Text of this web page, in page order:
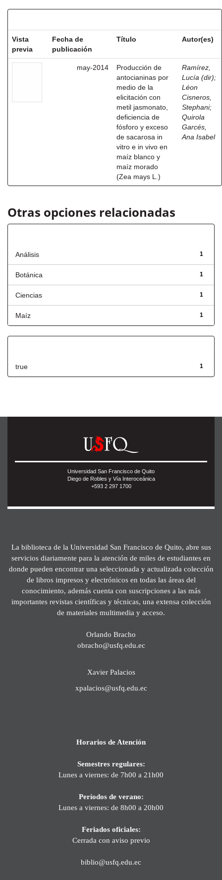
Vista
previa
Fecha de
publicación
Título Autor(es)
may-2014
Producción de
antocianinas por
medio de la
elicitación con
metil jasmonato,
deficiencia de
fósforo y exceso
de sacarosa in
vitro e in vivo en
maíz blanco y
maíz morado
(Zea mays L.)
Ramírez,
Lucía (dir);
Léon
Cisneros,
Stephani;
Quirola
Garcés,
Ana Isabel
Otras opciones relacionadas
1
Análisis
1
Botánica
1
Ciencias
1
Maíz
1
true
Universidad San Francisco de Quito
Diego de Robles y Vía Interoceánica
+593 2 297 1700
La biblioteca de la Universidad San Francisco de Quito, abre sus
servicios diariamente para la atención de miles de estudiantes en
donde pueden encontrar una seleccionada y actualizada colección
de libros impresos y electrónicos en todas las áreas del
conocimiento, además cuenta con suscripciones a las más
importantes revistas científicas y técnicas, una extensa colección
de materiales multimedia y acceso.
Orlando Bracho
obracho@usfq.edu.ec
Xavier Palacios
xpalacios@usfq.edu.ec
Horarios de Atención
Semestres regulares:
Lunes a viernes: de 7h00 a 21h00
Períodos de verano:
Lunes a viernes: de 8h00 a 20h00
Feriados oficiales:
Cerrada con aviso previo
biblio@usfq.edu.ec